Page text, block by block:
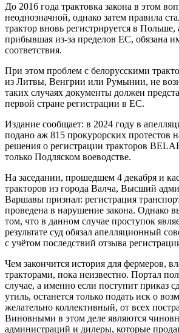
До 2016 года трактовка закона в этом
неоднозначной, однако затем правила
трактор вновь регистрируется в Польше,
прибывшая из-за пределов ЕС, обязана
соответствия.
При этом проблем с белорусскими
из Литвы, Венгрии или Румынии, не
таких случаях документы должен
первой стране регистрации в ЕС.
Издание сообщает: в 2024 году в
подано аж 815 прокурорских протестов
решения о регистрации тракторов
только Подляском воеводстве.
На заседании, прошедшем 4 декабря и
тракторов из города Валча, Высший
Варшавы признал: регистрация
проведена в нарушение закона. Однако
том, что в данном случае проступок
результате суд обязал апелляционный
с учётом последствий отзыва
Чем закончится история для фермеров,
тракторами, пока неизвестно. Портал
случае, а именно если поступит приказ
утиль, останется только подать иск о
желательно коллективный, от всех
Виновными в этом деле являются
администраций и дилеры, которые